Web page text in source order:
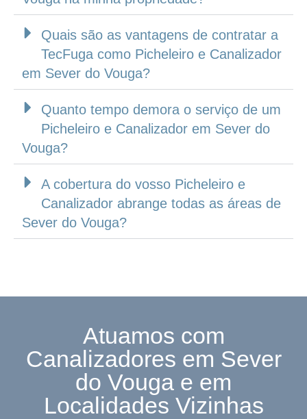
Quais são as vantagens de contratar a
TecFuga como Picheleiro e Canalizador
em Sever do Vouga?
Quanto tempo demora o serviço de um
Picheleiro e Canalizador em Sever do
Vouga?
A cobertura do vosso Picheleiro e
Canalizador abrange todas as áreas de
Sever do Vouga?
Atuamos com
Canalizadores em Sever
do Vouga e em
Localidades Vizinhas